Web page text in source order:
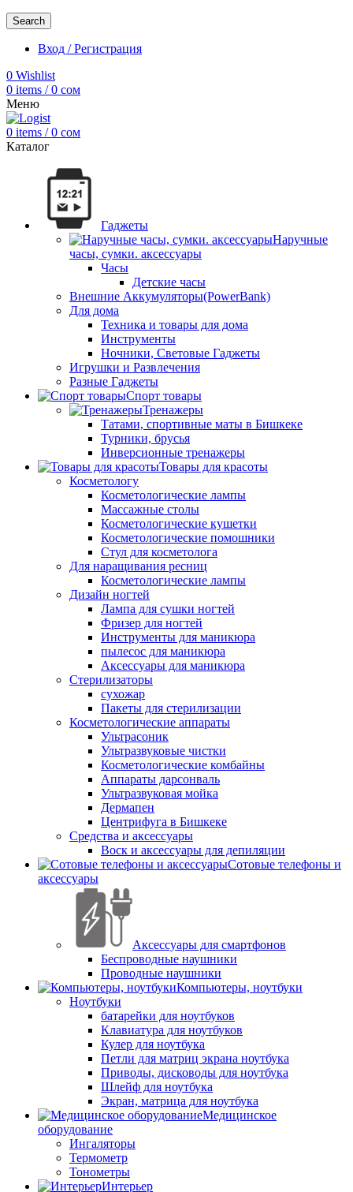
Search
Вход / Регистрация
0 Wishlist
0 items / 0 сом
Меню
0 items / 0 сом
Каталог
Гаджеты
Наручные
часы, сумки. аксессуары
Часы
Детские часы
Внешние Аккумуляторы(PowerBank)
Для дома
Техника и товары для дома
Инструменты
Ночники, Световые Гаджеты
Игрушки и Развлечения
Разные Гаджеты
Спорт товары
Тренажеры
Татами, спортивные маты в Бишкеке
Турники, брусья
Инверсионные тренажеры
Товары для красоты
Косметологу
Косметологические лампы
Массажные столы
Косметологические кушетки
Косметологические помошники
Стул для косметолога
Для наращивания ресниц
Косметологические лампы
Дизайн ногтей
Лампа для сушки ногтей
Фризер для ногтей
Инструменты для маникюра
пылесос для маникюра
Аксессуары для маникюра
Стерилизаторы
сухожар
Пакеты для стерилизации
Косметологические аппараты
Ультрасоник
Ультразвуковые чистки
Косметологические комбайны
Аппараты дарсонваль
Ультразвуковая мойка
Дермапен
Центрифуга в Бишкеке
Средства и аксессуары
Воск и аксессуары для депиляции
Сотовые телефоны и
аксессуары
Аксессуары для смартфонов
Беспроводные наушники
Проводные наушники
Компьютеры, ноутбуки
Ноутбуки
батарейки для ноутбуков
Клавиатура для ноутбуков
Кулер для ноутбука
Петли для матриц экрана ноутбука
Приводы, дисководы для ноутбука
Шлейф для ноутбука
Экран, матрица для ноутбука
Медицинское
оборудование
Ингаляторы
Термометр
Тонометры
Интерьер